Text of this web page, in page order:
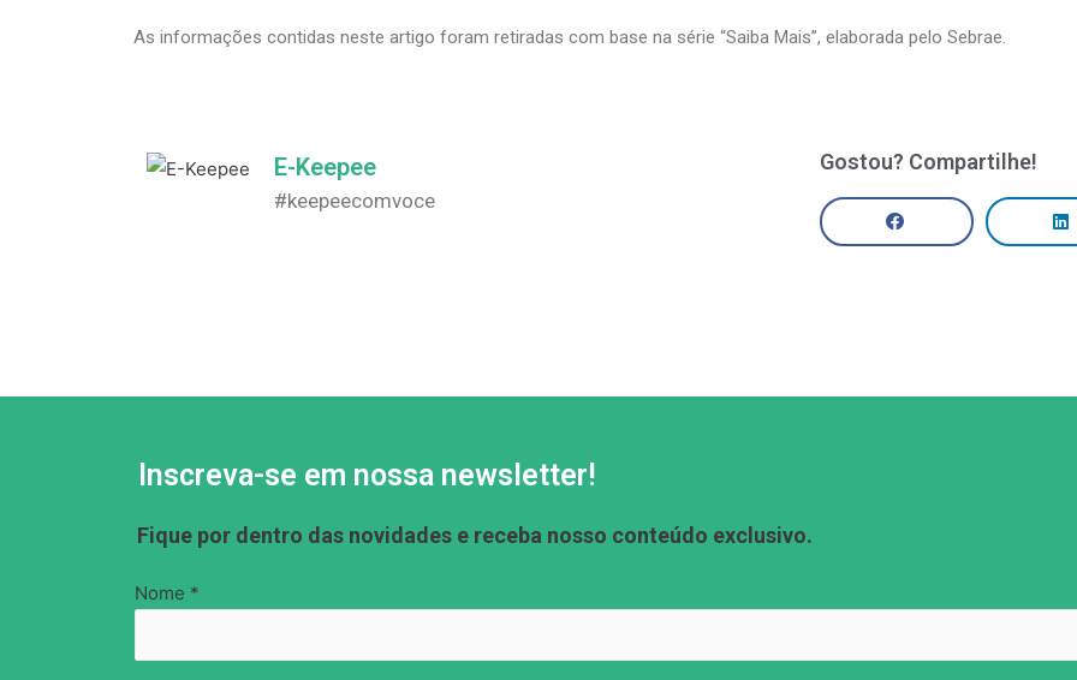
As informações contidas neste artigo foram retiradas com base na série “Saiba Mais”, elaborada pelo Sebrae.
E-Keepee
#keepeecomvoce
Gostou? Compartilhe!
Inscreva-se em nossa newsletter!
Fique por dentro das novidades e receba nosso conteúdo exclusivo.
Nome *